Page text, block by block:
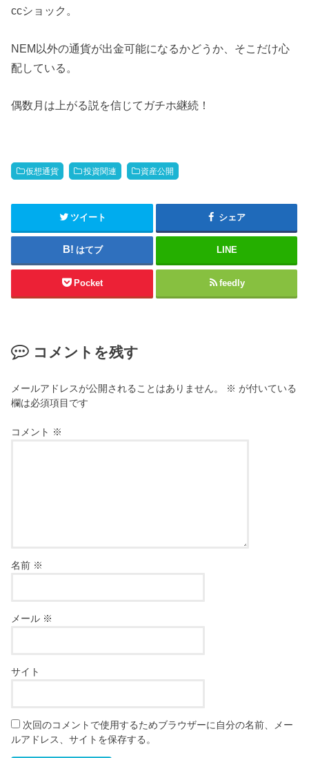
ccショック。
NEM以外の通貨が出金可能になるかどうか、そこだけ心
配している。
偶数月は上がる説を信じてガチホ継続！
仮想通貨 投資関連 資産公開
ツイート シェア
はてブ LINE
Pocket feedly
コメントを残す
メールアドレスが公開されることはありません。 ※ が付いている
欄は必須項目です
コメント ※
名前 ※
メール ※
サイト
次回のコメントで使用するためブラウザーに自分の名前、メー
ルアドレス、サイトを保存する。